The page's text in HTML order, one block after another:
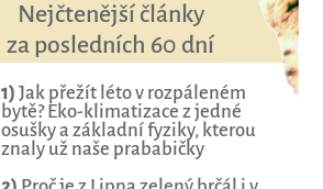
Nejčtenější články
za posledních 60 dní
1) Jak přežít léto v rozpáleném
bytě? Eko-klimatizace z jedné
osušky a základní fyziky, kterou
znaly už naše prababičky